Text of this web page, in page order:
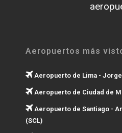
Aeropuertos más
Aeropuerto de Lima -
Aeropuerto de Ciudad de
Aeropuerto de Santiago -
(SCL)